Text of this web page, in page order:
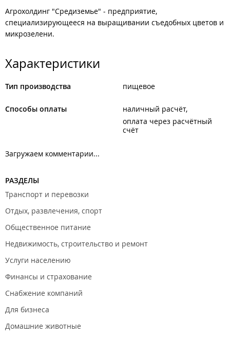
Агрохолдинг "Средиземье" - предприятие,
специализирующееся на выращивании съедобных цветов и
микрозелени.
Характеристики
Тип производства пищевое
Способы оплаты
наличный расчёт
оплата через расчётный
счёт
Загружаем комментарии...
РАЗДЕЛЫ
Транспорт и перевозки
Отдых, развлечения, спорт
Общественное питание
Недвижимость, строительство и ремонт
Услуги населению
Финансы и страхование
Снабжение компаний
Для бизнеса
Домашние животные